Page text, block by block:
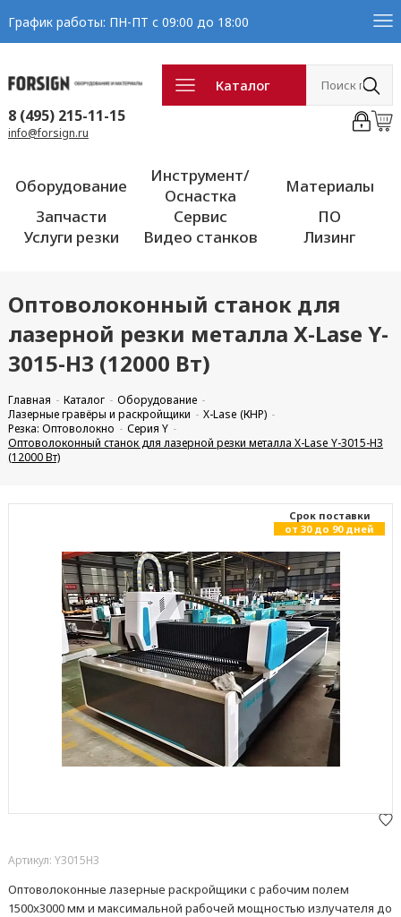
График работы: ПН-ПТ с 09:00 до 18:00
Каталог
8 (495) 215-11-15
info@forsign.ru
Оборудование
Инструмент/
Оснастка
Материалы
Запчасти
Сервис
ПО
Услуги резки
Видео станков Лизинг
Оптоволоконный станок для
лазерной резки металла X-Lase Y-
3015-H3 (12000 Вт)
Главная Каталог
Оборудование
Лазерные гравёры и раскройщики
X-Lase (КНР)
Резка: Оптоволокно
Серия Y
Оптоволоконный станок для лазерной резки металла X-Lase Y-3015-H3
(12000 Вт)
Cрок поставки
от 30 до 90 дней
Артикул: Y3015H3
Оптоволоконные лазерные раскройщики с рабочим полем
1500x3000 мм и максимальной рабочей мощностью излучателя до